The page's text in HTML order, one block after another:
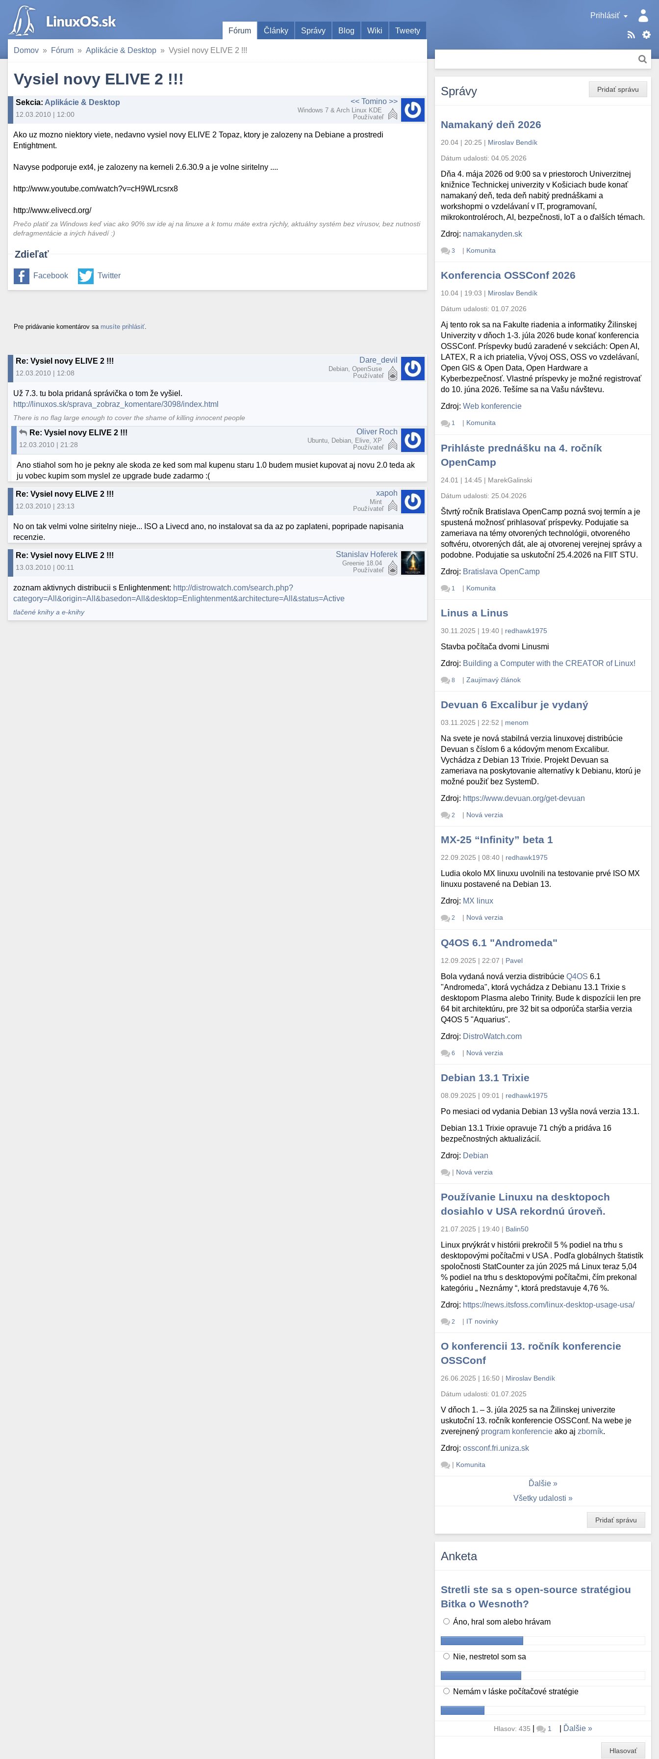
Prihlásiť
Fórum
Články Správy Blog Wiki Tweety
Domov Fórum Aplikácie & Desktop Vysiel novy ELIVE 2 !!!
Vysiel novy ELIVE 2 !!!
Sekcia: Aplikácie & Desktop
12.03.2010 | 12:00
<< Tomino >>
Windows 7 & Arch Linux KDE
Používateľ
Ako uz mozno niektory viete, nedavno vysiel novy ELIVE 2 Topaz, ktory je zalozeny na Debiane a prostredi
Entightment.
Navyse podporuje ext4, je zalozeny na kerneli 2.6.30.9 a je volne siritelny ....
http://www.youtube.com/watch?v=cH9WLrcsrx8
http://www.elivecd.org/
Prečo platiť za Windows keď viac ako 90% sw ide aj na linuxe a k tomu máte extra rýchly, aktuálny systém bez vírusov, bez nutnosti
defragmentácie a iných hávedí :)
Zdieľať
Facebook Twitter
Pre pridávanie komentárov sa musíte prihlásiť
Re: Vysiel novy ELIVE 2 !!!
12.03.2010 | 12:08
Dare_devil
Debian, OpenSuse
Používateľ
Už 7.3. tu bola pridaná správička o tom že vyšiel.
http://linuxos.sk/sprava_zobraz_komentare/3098/index.html
There is no flag large enough to cover the shame of killing innocent people
Re: Vysiel novy ELIVE 2 !!!
12.03.2010 | 21:28
Oliver Roch
Ubuntu, Debian, Elive, XP
Používateľ
Ano stiahol som ho je pekny ale skoda ze ked som mal kupenu staru 1.0 budem musiet kupovat aj novu 2.0 teda ak
ju vobec kupim som myslel ze upgrade bude zadarmo :(
Re: Vysiel novy ELIVE 2 !!!
12.03.2010 | 23:13
xapoh
Mint
Používateľ
No on tak velmi volne siritelny nieje... ISO a Livecd ano, no instalovat sa da az po zaplateni, popripade napisania
recenzie.
Re: Vysiel novy ELIVE 2 !!!
13.03.2010 | 00:11
Stanislav Hoferek
Greenie 18.04
Používateľ
zoznam aktivnych distribucii s Enlightenment: http://distrowatch.com/search.php?
category=All&origin=All&basedon=All&desktop=Enlightenment&architecture=All&status=Active
tlačené knihy a e-knihy
Pridať správu
Správy
Namakaný deň 2026
20.04 | 20:25 | Miroslav Bendík
Dátum udalosti:04.05.2026
Dňa 4. mája 2026 od 9:00 sa v priestoroch Univerzitnej
knižnice Technickej univerzity v Košiciach bude konať
namakaný deň, teda deň nabitý prednáškami a
workshopmi o vzdelávaní v IT, programovaní,
mikrokontroléroch, AI, bezpečnosti, IoT a o ďalších témach.
Zdroj: namakanyden.sk
3 | Komunita
Konferencia OSSConf 2026
10.04 | 19:03 | Miroslav Bendík
Dátum udalosti:01.07.2026
Aj tento rok sa na Fakulte riadenia a informatiky Žilinskej
Univerzity v dňoch 1-3. júla 2026 bude konať konferencia
OSSConf. Príspevky budú zaradené v sekciách: Open AI,
LATEX, R a ich priatelia, Vývoj OSS, OSS vo vzdelávaní,
Open GIS & Open Data, Open Hardware a
Kyberbezpečnosť. Vlastné príspevky je možné registrovať
do 10. júna 2026. Tešíme sa na Vašu návštevu.
Zdroj:Web konferencie
1 | Komunita
Prihláste prednášku na 4. ročník
OpenCamp
24.01 | 14:45 | MarekGalinski
Dátum udalosti: 25.04.2026
Štvrtý ročník Bratislava OpenCamp pozná svoj termín a je
spustená možnosť prihlasovať príspevky. Podujatie sa
zameriava na témy otvorených technológii, otvoreného
softvéru, otvorených dát, ale aj otvorenej verejnej správy a
podobne. Podujatie sa uskutoční 25.4.2026 na FIIT STU.
Zdroj: Bratislava OpenCamp
1 | Komunita
Linus a Linus
30.11.2025 | 19:40 | redhawk1975
Stavba počítača dvomi Linusmi
Zdroj: Building a Computer with the CREATOR of Linux!
8 | Zaujímavý článok
Devuan 6 Excalibur je vydaný
03.11.2025 | 22:52 | menom
Na svete je nová stabilná verzia linuxovej distribúcie
Devuan s číslom 6 a kódovým menom Excalibur.
Vychádza z Debian 13 Trixie. Projekt Devuan sa
zameriava na poskytovanie alternatívy k Debianu, ktorú je
možné použiť bez SystemD.
Zdroj: https://www.devuan.org/get-devuan
2 | Nová verzia
MX-25 “Infinity” beta 1
22.09.2025 | 08:40 | redhawk1975
Ludia okolo MX linuxu uvolnili na testovanie prvé ISO MX
linuxu postavené na Debian 13.
Zdroj: MX linux
2 | Nová verzia
Q4OS 6.1 "Andromeda"
12.09.2025 | 22:07 | Pavel
Bola vydaná nová verzia distribúcieQ4OS 6.1
"Andromeda", ktorá vychádza z Debianu 13.1 Trixie s
desktopom Plasma alebo Trinity. Bude k dispozícii len pre
64 bit architektúru, pre 32 bit sa odporúča staršia verzia
Q4OS 5 "Aquarius".
Zdroj: DistroWatch.com
6 | Nová verzia
Debian 13.1 Trixie
08.09.2025 | 09:01 | redhawk1975
Po mesiaci od vydania Debian 13 vyšla nová verzia 13.1.
Debian 13.1 Trixie opravuje 71 chýb a pridáva 16
bezpečnostných aktualizácií.
Zdroj: Debian
| Nová verzia
Používanie Linuxu na desktopoch
dosiahlo v USA rekordnú úroveň.
21.07.2025 | 19:40 | Balin50
Linux prvýkrát v histórii prekročil 5 % podiel na trhu s
desktopovými počítačmi v USA . Podľa globálnych štatistík
spoločnosti StatCounter za jún 2025 má Linux teraz 5,04
% podiel na trhu s desktopovými počítačmi, čím prekonal
kategóriu „ Neznámy “, ktorá predstavuje 4,76 %.
Zdroj: https://news.itsfoss.com/linux-desktop-usage-usa/
2 | IT novinky
O konferencii 13. ročník konferencie
OSSConf
26.06.2025 | 16:50 | Miroslav Bendík
Dátum udalosti:01.07.2025
V dňoch 1. – 3. júla 2025 sa na Žilinskej univerzite
uskutoční 13. ročník konferencie OSSConf. Na webe je
zverejnený program konferencie ako aj zborník.
Zdroj:ossconf.fri.uniza.sk
| Komunita
Ďalšie
Všetky udalosti
Pridať správu
Anketa
Stretli ste sa s open-source stratégiou
Bitka o Wesnoth?
Áno, hral som alebo hrávam
Nie, nestretol som sa
Nemám v láske počítačové stratégie
Hlasov: 435 | 1 Ďalšie
Hlasovať